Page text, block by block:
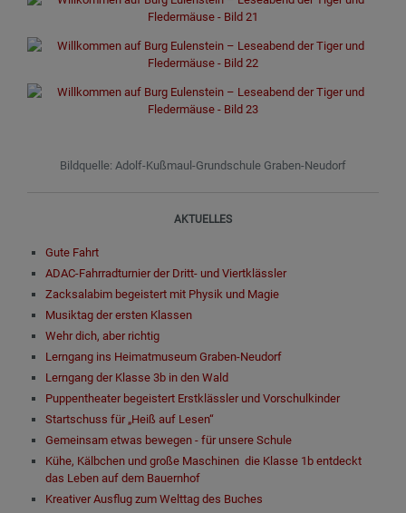
Bildquelle: Adolf-Kußmaul-Grundschule Graben-Neudorf
AKTUELLES
Gute Fahrt
ADAC-Fahrradturnier der Dritt- und Viertklässler
Zacksalabim begeistert mit Physik und Magie
Musiktag der ersten Klassen
Wehr dich, aber richtig
Lerngang ins Heimatmuseum Graben-Neudorf
Lerngang der Klasse 3b in den Wald
Puppentheater begeistert Erstklässler und Vorschulkinder
Startschuss für „Heiß auf Lesen“
Gemeinsam etwas bewegen - für unsere Schule
Kühe, Kälbchen und große Maschinen ­ die Klasse 1b entdeckt
das Leben auf dem Bauernhof
Kreativer Ausflug zum Welttag des Buches